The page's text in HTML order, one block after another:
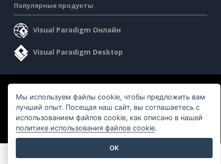
Популярные продукты
Visual Paradigm Онлайн
Visual Paradigm Desktop
Условия предоставления услуг
AI Policy
Политика конфиденциальности
Content Guidelines
Обзор системы безопасности
Мы используем файлы cookie, чтобы предложить вам
лучший опыт. Посещая наш сайт, вы соглашаетесь с
использованием файлов cookie, как описано в нашей
политике использования файлов cookie.
OK